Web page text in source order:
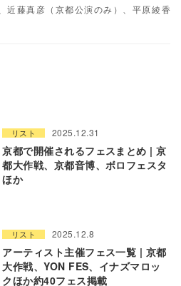
近藤真彦（京都公演のみ）、平原綾香
リスト 2025.12.31
京都で開催されるフェスまとめ | 京
都大作戦、京都音博、ボロフェスタ
ほか
リスト 2025.12.8
アーティスト主催フェス一覧 | 京都
大作戦、YON FES、イナズマロッ
クほか約40フェス掲載